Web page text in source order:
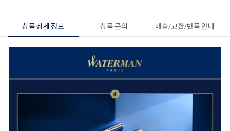
상품 상세 정보 상품 문의 배송/교환/반품 안내